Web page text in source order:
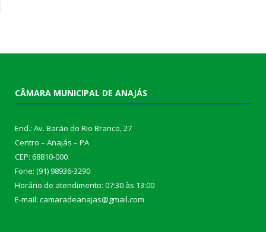
CÂMARA MUNICIPAL DE ANAJÁS
End.: Av. Barão do Rio Branco, 27
Centro – Anajás – PA
CEP: 68810-000
Fone: (91) 98936-3290
Horário de atendimento: 07:30 às 13:00
E-mail: camaradeanajas@gmail.com